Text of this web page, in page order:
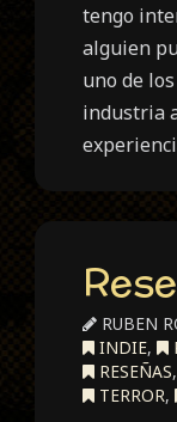
tengo
alguien
uno de
industria
RUBEN
INDIE,
RESEÑAS
TERROR,